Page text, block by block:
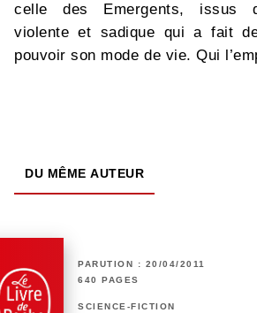
celle des Emergents, issus
violente et sadique qui a fait
pouvoir son mode de vie. Qui
DU MÊME AUTEUR
PARUTION : 20/04/2011
640 PAGES
SCIENCE-FICTION